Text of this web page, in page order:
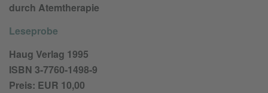
durch Atemtherapie
Leseprobe
Haug Verlag 1995
ISBN 3-7760-1498-9
Preis: EUR 10,00